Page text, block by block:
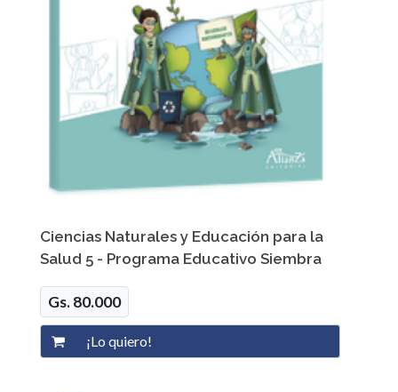
Ciencias Naturales y Educación para la
Salud 5 - Programa Educativo Siembra
Gs. 80.000